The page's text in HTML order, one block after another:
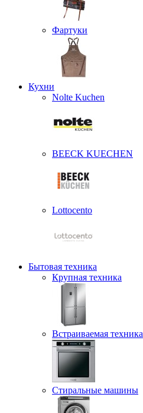
Фартуки
Кухни
Nolte Kuchen
BEECK KUECHEN
Lottocento
Бытовая техника
Крупная техника
Встраиваемая техника
Стиральные машины